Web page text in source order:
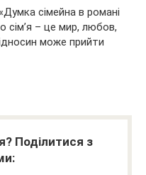
сімейна в романі
сім’я – це мир, любов,
може прийти
Поділитися з